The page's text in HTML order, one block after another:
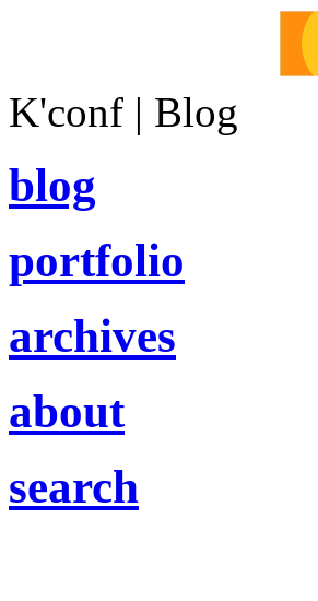
K'conf | Blog
blog
portfolio
archives
about
search